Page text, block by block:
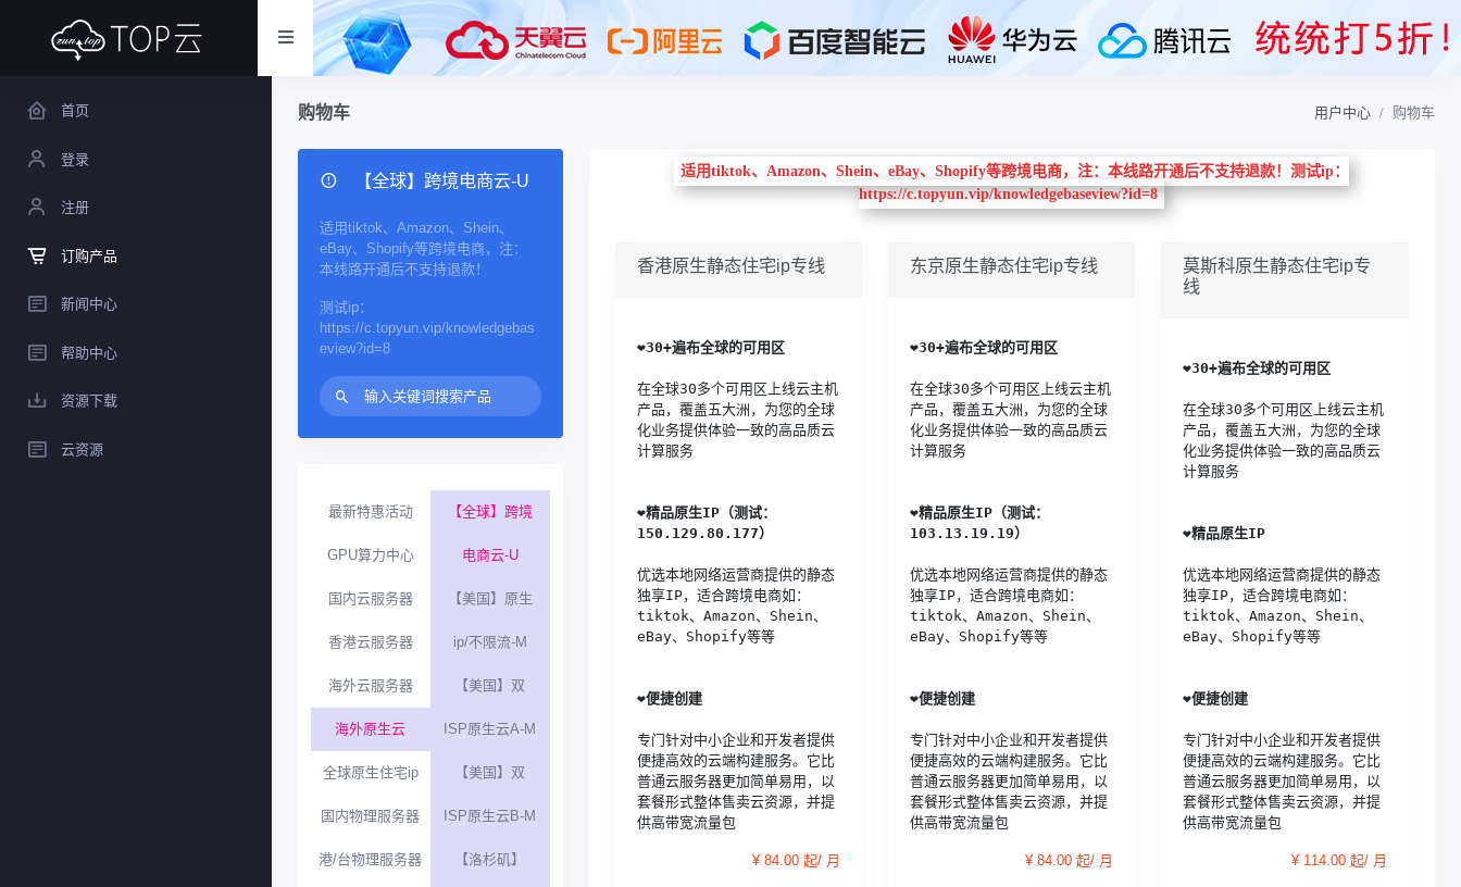
首页
登录
注册
订购产品
新闻中心
帮助中心
资源下载
云资源
购物车 用户中心 购物车
【全球】跨境电商云-U
适用tiktok、Amazon、Shein、
eBay、Shopify等跨境电商，注：
本线路开通后不支持退款！
测试ip：
https://c.topyun.vip/knowledgebas
eview?id=8
最新特惠活动
GPU算力中心
国内云服务器
香港云服务器
海外云服务器
海外原生云
全球原生住宅ip
国内物理服务器
港/台物理服务器
【全球】跨境
电商云-U
【美国】原生
ip/不限流-M
【美国】双
ISP原生云A-M
【美国】双
ISP原生云B-M
【洛杉矶】
适用tiktok、Amazon、Shein、eBay、Shopify等跨境电商，注：本线路开通后不支持退款！测试ip：
https://c.topyun.vip/knowledgebaseview?id=8
香港原生静态住宅ip专线
❤️30+遍布全球的可用区
在全球30多个可用区上线云主机
产品，覆盖五大洲，为您的全球
化业务提供体验一致的高品质云
计算服务
❤️精品原生IP（测试：
150.129.80.177）
优选本地网络运营商提供的静态
独享IP，适合跨境电商如：
tiktok、Amazon、Shein、
eBay、Shopify等等
❤️便捷创建
专门针对中小企业和开发者提供
便捷高效的云端构建服务。它比
普通云服务器更加简单易用，以
套餐形式整体售卖云资源，并提
供高带宽流量包
¥ 84.00 起/ 月
东京原生静态住宅ip专线
❤️30+遍布全球的可用区
在全球30多个可用区上线云主机
产品，覆盖五大洲，为您的全球
化业务提供体验一致的高品质云
计算服务
❤️精品原生IP（测试：
103.13.19.19）
优选本地网络运营商提供的静态
独享IP，适合跨境电商如：
tiktok、Amazon、Shein、
eBay、Shopify等等
❤️便捷创建
专门针对中小企业和开发者提供
便捷高效的云端构建服务。它比
普通云服务器更加简单易用，以
套餐形式整体售卖云资源，并提
供高带宽流量包
¥ 84.00 起/ 月
莫斯科原生静态住宅ip专
线
❤️30+遍布全球的可用区
在全球30多个可用区上线云主机
产品，覆盖五大洲，为您的全球
化业务提供体验一致的高品质云
计算服务
❤️精品原生IP
优选本地网络运营商提供的静态
独享IP，适合跨境电商如：
tiktok、Amazon、Shein、
eBay、Shopify等等
❤️便捷创建
专门针对中小企业和开发者提供
便捷高效的云端构建服务。它比
普通云服务器更加简单易用，以
套餐形式整体售卖云资源，并提
供高带宽流量包
¥ 114.00 起/ 月